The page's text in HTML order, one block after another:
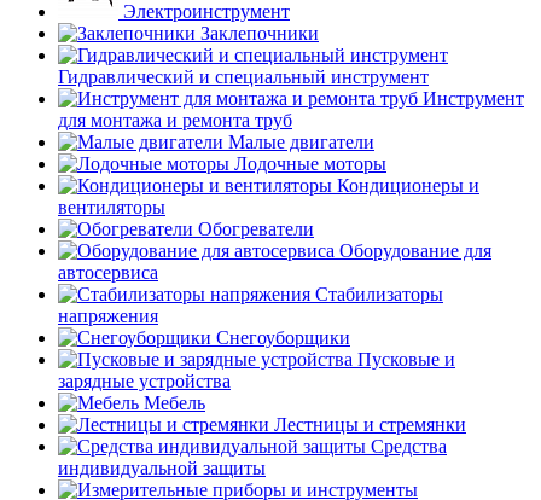
Электроинструмент
Заклепочники
Гидравлический и специальный инструмент
Инструмент
для монтажа и ремонта труб
Малые двигатели
Лодочные моторы
Кондиционеры и
вентиляторы
Обогреватели
Оборудование для
автосервиса
Стабилизаторы
напряжения
Снегоуборщики
Пусковые и
зарядные устройства
Мебель
Лестницы и стремянки
Средства
индивидуальной защиты